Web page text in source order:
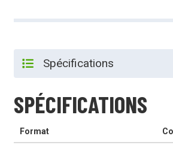
SPÉCIFICATIONS
Format